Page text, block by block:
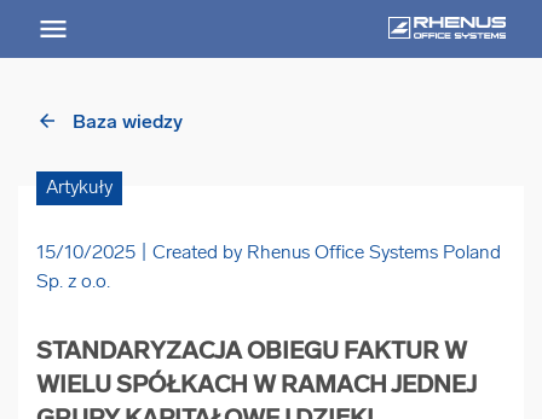
Usługi Przegląd
Niszczenie nośników informacji arrow_forward
arrow_back Baza wiedzy
Artykuły
15/10/2025
Created by Rhenus Office Systems Poland
Sp. z o.o.
STANDARYZACJA OBIEGU FAKTUR W
WIELU SPÓŁKACH W RAMACH JEDNEJ